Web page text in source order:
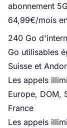
abonnement
64,99€/mois
240 Go
Go utilisables
Suisse et
Les appels
Europe, DOM,
France
Les appels